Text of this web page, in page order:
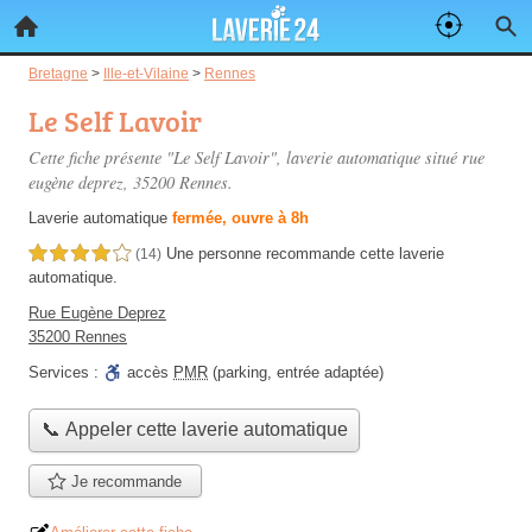
Bretagne > Ille-et-Vilaine > Rennes
Le Self Lavoir
Cette fiche présente "Le Self Lavoir", laverie automatique situé rue
eugène deprez, 35200 Rennes.
Laverie automatique fermée, ouvre à 8h
4,0 étoiles sur 5 (14) Une personne recommande cette laverie
automatique.
Rue Eugène Deprez
35200 Rennes
Services :
accès PMR (parking, entrée adaptée)
📞 Appeler cette laverie automatique
Je recommande